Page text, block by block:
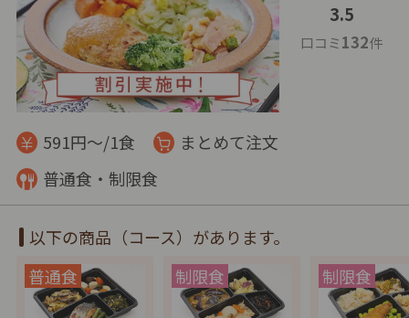
3.5
口コミ132件
591円～/1食
まとめて注文
普通食・制限食
以下の商品（コース）があります。